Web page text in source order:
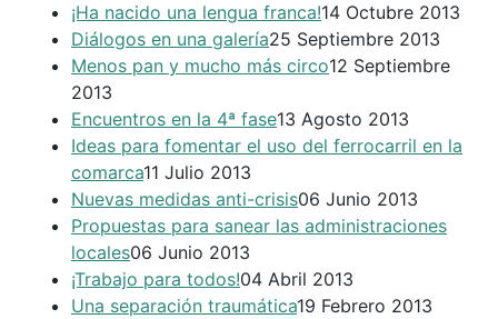
¡Ha nacido una lengua franca!14 Octubre 2013
Diálogos en una galería25 Septiembre 2013
Menos pan y mucho más circo12 Septiembre
2013
Encuentros en la 4ª fase13 Agosto 2013
Ideas para fomentar el uso del ferrocarril en la
comarca11 Julio 2013
Nuevas medidas anti-crisis06 Junio 2013
Propuestas para sanear las administraciones
locales06 Junio 2013
¡Trabajo para todos!04 Abril 2013
Una separación traumática19 Febrero 2013